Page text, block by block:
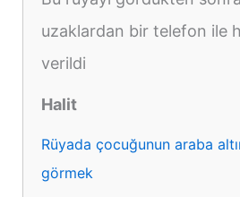
uzaklardan bir telefon ile
verildi
Halit
Rüyada çocuğunun araba
görmek